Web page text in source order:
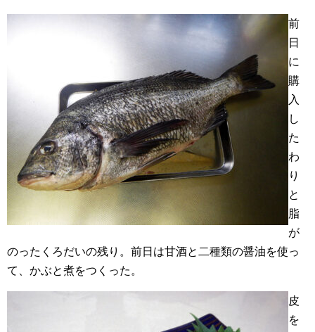
前
日
に
購
入
し
た
わ
り
と
脂
が
のったくろだいの残り。前日は甘酒と二種類の醤油を使っ
て、かぶと煮をつくった。
皮
を